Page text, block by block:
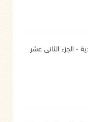
- الجزء الثاني عشر